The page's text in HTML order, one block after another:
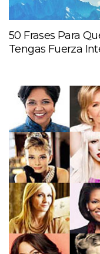
50 Frases Para
Tengas Fuerza